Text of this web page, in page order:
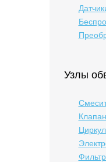
Узлы